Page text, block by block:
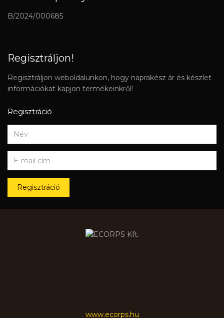
B/2024/000685
Regisztráljon!
Regisztráljon weboldalunkon, hogy naprakész ár és készlet
információkat kapjon termékeinkről!
Regisztráció
Regisztráció
www.ecorps.hu